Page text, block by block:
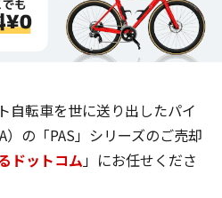
自転車を世に送り出したパイ
）の「PAS」シリーズのご売却
ドットコム」にお任せくださ